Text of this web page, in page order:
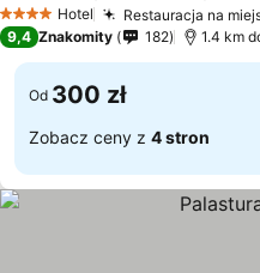
4 KategoriaHotel Restauracja na
9,4 Znakomity 182 1.4 km
Od 300 zł
Zobacz ceny z 4 stron